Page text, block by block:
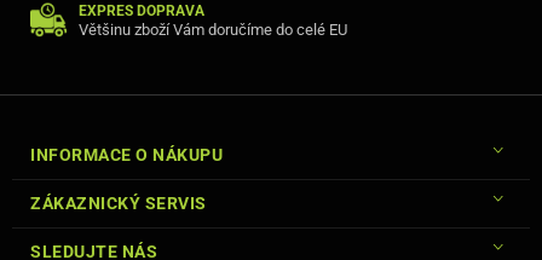
EXPRES DOPRAVA
Většinu zboží Vám doručíme do celé EU
INFORMACE O NÁKUPU
ZÁKAZNICKÝ SERVIS
SLEDUJTE NÁS